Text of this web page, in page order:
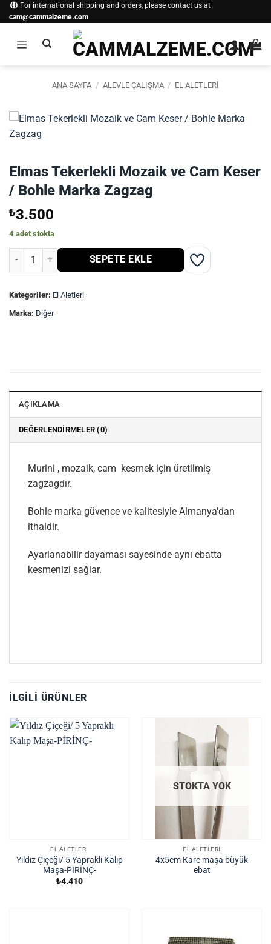
İçeriğe
atla
For international shipping and orders, please contact us at
cam@cammalzeme.com
ANA SAYFA / ALEVLE ÇALIŞMA / EL ALETLERI
Elmas Tekerlekli Mozaik ve Cam Keser
/ Bohle Marka Zagzag
₺3.500
4 adet stokta
Elmas Tekerlekli Mozaik ve Cam Keser / Bohle Marka Zagzag adet
SEPETE EKLE
Kategoriler: El Aletleri
Marka: Diğer
AÇIKLAMA
DEĞERLENDIRMELER (0)
Murini , mozaik, cam kesmek için üretilmiş
zagzagdır.
Bohle marka güvence ve kalitesiyle Almanya'dan
ithaldir.
Ayarlanabilir dayaması sayesinde aynı ebatta
kesmenizi sağlar.
İLGILI ÜRÜNLER
EL ALETLERI
Yıldız Çiçeği/ 5 Yapraklı Kalıp
Maşa-PİRİNÇ-
₺4.410
STOKTA YOK
EL ALETLERI
4x5cm Kare maşa büyük
ebat